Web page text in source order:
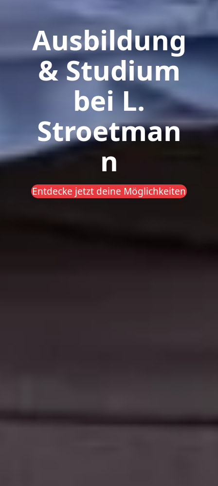
Ausbildung
& Studium
bei L.
Stroetman
n
Entdecke jetzt deine Möglichkeiten